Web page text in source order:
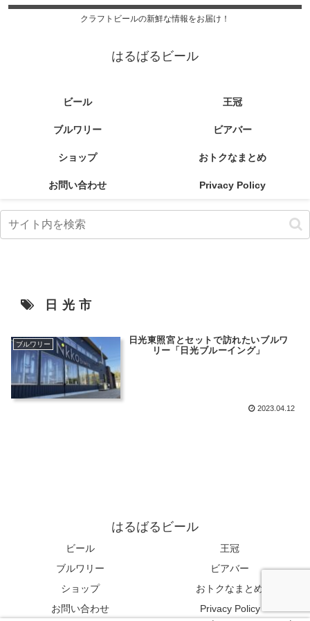
クラフトビールの新鮮な情報をお届け！
はるばるビール
ビール 王冠
ブルワリー ビアバー
ショップ おトクなまとめ
お問い合わせ Privacy Policy
日光市
ブルワリー
日光東照宮とセットで訪れたいブルワ
リー「日光ブルーイング」
2023.04.12
はるばるビール
ビール
王冠
ブルワリー
ビアバー
ショップ
おトクなまとめ
お問い合わせ
Privacy Policy